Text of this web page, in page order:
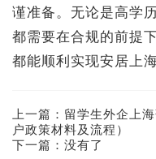
谨准备。无论是高学
都需要在合规的前提
都能顺利实现安居上
上一篇： 留学生外企上
户政策材料及流程）
下一篇：没有了